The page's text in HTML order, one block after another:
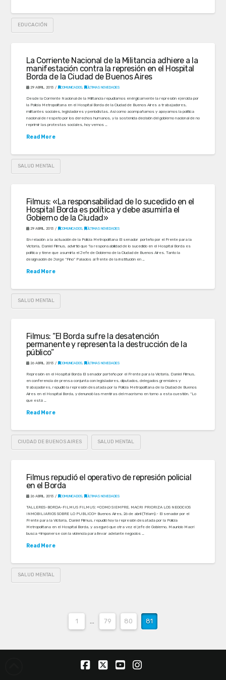
EDUCACIÓN
La Corriente Nacional de la Militancia adhiere a la
manifestación contra la represión en el Hospital
Borda de la Ciudad de Buenos Aires
29 ABRIL, 2013 COMUNICADOS, ÚLTIMAS NOVEDADES
Desde la Corriente Nacional de la Militancia repudiamos enérgicamente la represión ejercida por
la Policía Metropolitana en el Hospital Borda de la Ciudad de Buenos Aires a trabajadores,
militantes sociales, legisladores y periodistas. Así como acompañamos y apoyamos la política
nacional de respeto por los derechos humanos, y la sostenida decisión del gobierno nacional de no
reprimir las protestas sociales, hoy vemos …
Read More
SALUD MENTAL
Filmus: «La responsabilidad de lo sucedido en el
Hospital Borda es política y debe asumirla el
Gobierno de la Ciudad»
29 ABRIL, 2013 COMUNICADOS, ÚLTIMAS NOVEDADES
En relación a la actuación de la Policía Metropolitana El senador porteño por el Frente para la
Victoria, Daniel Filmus, advirtió que “la responsabilidad de lo sucedido en el Hospital Borda es
política y tiene que asumirla el Jefe de Gobierno de la Ciudad de Buenos Aires. Tanto la
designación de Jorge “Fino” Palacios al frente de la institución en …
Read More
SALUD MENTAL
Filmus: “El Borda sufre la desatención
permanente y representa la destrucción de la
público”
26 ABRIL, 2013 COMUNICADOS, ÚLTIMAS NOVEDADES
Represión en el Hospital Borda El senador porteño por el Frente para la Victoria, Daniel Filmus,
en conferencia de prensa conjunta con legisladores, diputados, delegados gremiales y
trabajadores, repudió la represión desatada por la Policía Metropolitana de la Ciudad de Buenos
Aires en el Hospital Borda, y denunció las mentiras del macrismo en torno a esta cuestión. “Lo
que está …
Read More
CIUDAD DE BUENOS AIRES SALUD MENTAL
Filmus repudió el operativo de represión policial
en el Borda
26 ABRIL, 2013 COMUNICADOS, ÚLTIMAS NOVEDADES
TALLERES-BORDA-FILMUS FILMUS: «COMO SIEMPRE, MACRI PRIORIZA LOS NEGOCIOS
INMOBILIARIOS SOBRE LO PUBLICO» Buenos Aires, 26 de abril (Télam).- El senador por el
Frente para la Victoria, Daniel Filmus, repudió hoy la represión desatada por la Policía
Metropolitana en el Hospital Borda, y aseguró que otra vez el jefe de Gobierno, Mauricio Macri
busca «imponerse con la violencia para llevar adelante negocios …
Read More
SALUD MENTAL
1 79 80 81